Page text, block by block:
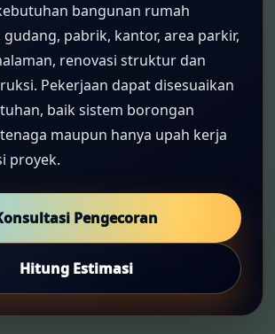
bangunan rumah
pabrik, kantor, area parkir,
renovasi struktur dan
Pekerjaan dapat disesuaikan
baik sistem borongan
maupun hanya upah kerja
proyek.
Pengecoran
Hitung Estimasi